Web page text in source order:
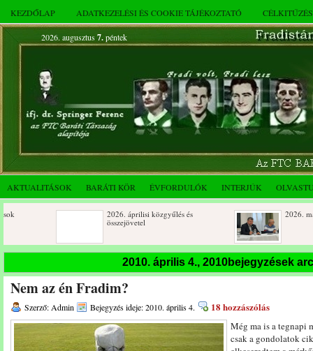
KEZDŐLAP ADATKEZELÉSI ÉS COOKIE TÁJÉKOZTATÓ
2026. augusztus 7.péntek
AKTUALITÁSOK BARÁTI KÖR ÉVFORDULÓK INTERJÚK
2026. áprilisi közgyűlés és
2026. márciusi
Születésnapi koszorúzások
Rendkívüli
novemberi
Az FTC Baráti Kör 2025. októberi
összejövetel
2010. április 4., 2010bejegyzések
Nem az én Fradim?
Szerző: Admin Bejegyzés ideje: 2010. április 4. 18 hozzászólás
Még ma is a tegnapi
csak a gondolatok